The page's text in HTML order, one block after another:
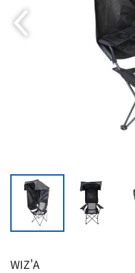
WIZ'A